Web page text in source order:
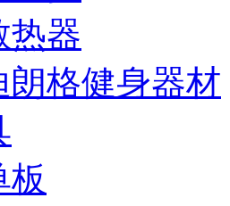
热器
朗格健身器材
板